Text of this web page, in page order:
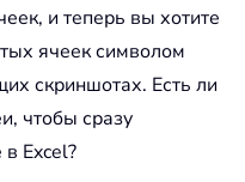
и теперь вы хотите
ячеек символом
скриншотах. Есть ли
чтобы сразу
Excel?